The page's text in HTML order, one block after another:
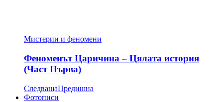
Мистерии и феномени
Феноменът Царичина – Цялата история
(Част Първа)
СледващаПредишна
Фотописи